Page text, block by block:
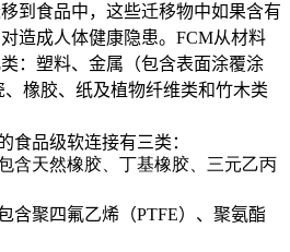
到食品中，这些迁移物中如果含有
造成人体健康隐患。FCM从材料
：塑料、金属（包含表面涂覆涂
橡胶、纸及植物纤维类和竹木类
食品级软连接有三类：
含天然橡胶、丁基橡胶、三元乙丙
含聚四氟乙烯（PTFE）、聚氨酯